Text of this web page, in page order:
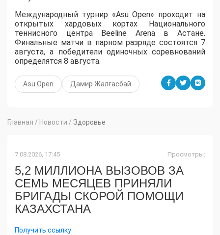
Международный турнир «Asu Open» проходит на
открытых хардовых кортах Национального
теннисного центра Beeline Arena в Астане.
Финальные матчи в парном разряде состоятся 7
августа, а победители одиночных соревнований
определятся 8 августа.
Asu Open Дамир Жалғасбай
Главная / Новости / Здоровье
7.08.2026, 17:45 Просмотры:
5,2 МИЛЛИОНА ВЫЗОВОВ ЗА
СЕМЬ МЕСЯЦЕВ ПРИНЯЛИ
БРИГАДЫ СКОРОЙ ПОМОЩИ
КАЗАХСТАНА
Получить ссылку